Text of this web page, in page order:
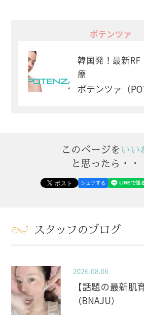
ポテンツァ
韓国発！最新
療
ポテンツァ（
このページをいい
と思ったら・・
シェアする
スタッフのブログ
2026.08.06
【話題の最新肌
（BNAJU）